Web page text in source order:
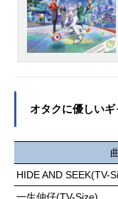
オタクに優しい
HIDE AND SEEK(TV-